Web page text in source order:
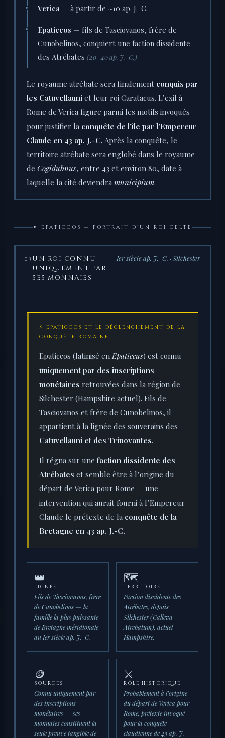
Verica — à partir de ~10 ap. J.-C.
Epaticcos — fils de Tasciovanos, frère de
Cunobelinos, conquiert une faction dissidente
des Atrébates (20–40 ap. J.-C.)
Le royaume atrébate sera finalement conquis par
les Catuvellauni et leur roi Caratacus. L’exil à
Rome de Verica figure parmi les motifs invoqués
pour justifier la conquête de l’île par l’Empereur
Claude en 43 ap. J.-C. Après la conquête, le
territoire atrébate sera englobé dans le royaume
de Cogidubnus, entre 43 et environ 80, date à
laquelle la cité deviendra municipium.
✦ EPATICCOS — PORTRAIT D’UN ROI CELTE
03 UN ROI CONNU
UNIQUEMENT PAR
SES MONNAIES
Ier siècle ap. J.-C. · Silchester
⚡ EPATICCOS ET LE DÉCLENCHEMENT DE LA
CONQUÊTE ROMAINE
Epaticcos (latinisé enEpaticcus) est connu
uniquement par des inscriptions
monétaires retrouvées dans la région de
Silchester (Hampshire actuel). Fils de
Tasciovanos et frère de Cunobelinos, il
appartient à la lignée des souverains des
Catuvellauni et des Trinovantes.
Il régna sur une faction dissidente des
Atrébates et semble être à l’origine du
départ de Verica pour Rome — une
intervention qui aurait fourni à l’Empereur
Claude le prétexte de la conquête de la
Bretagne en 43 ap. J.-C.
👑
LIGNÉE
Fils de Tasciovanos, frère
de Cunobelinos — la
famille la plus puissante
de Bretagne méridionale
au Ier siècle ap. J.-C.
🗺️
TERRITOIRE
Faction dissidente des
Atrébates, depuis
Silchester (Calleva
Atrebatum), actuel
Hampshire.
🪙
SOURCES
Connu uniquement par
des inscriptions
monétaires — ses
monnaies constituent la
seule preuve tangible de
⚔️
RÔLE HISTORIQUE
Probablement à l’origine
du départ de Verica pour
Rome, prétexte invoqué
pour la conquête
claudienne de 43 ap. J.-